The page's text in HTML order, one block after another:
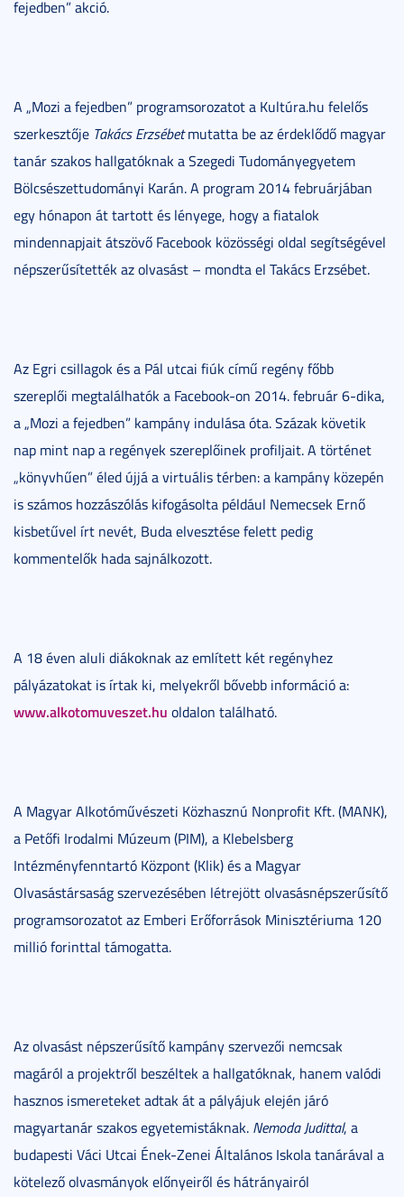
fejedben” akció.
A „Mozi a fejedben” programsorozatot a Kultúra.hu felelős
szerkesztője Takács Erzsébetmutatta be az érdeklődő magyar
tanár szakos hallgatóknak a Szegedi Tudományegyetem
Bölcsészettudományi Karán. A program 2014 februárjában
egy hónapon át tartott és lényege, hogy a fiatalok
mindennapjait átszövő Facebook közösségi oldal segítségével
népszerűsítették az olvasást – mondta el Takács Erzsébet.
Az Egri csillagok és a Pál utcai fiúk című regény főbb
szereplői megtalálhatók a Facebook-on 2014. február 6-dika,
a „Mozi a fejedben” kampány indulása óta. Százak követik
nap mint nap a regények szereplőinek profiljait. A történet
„könyvhűen” éled újjá a virtuális térben: a kampány közepén
is számos hozzászólás kifogásolta például Nemecsek Ernő
kisbetűvel írt nevét, Buda elvesztése felett pedig
kommentelők hada sajnálkozott.
A 18 éven aluli diákoknak az említett két regényhez
pályázatokat is írtak ki, melyekről bővebb információ a:
www.alkotomuveszet.hu oldalon található.
A Magyar Alkotóművészeti Közhasznú Nonprofit Kft. (MANK),
a Petőfi Irodalmi Múzeum (PIM), a Klebelsberg
Intézményfenntartó Központ (Klik) és a Magyar
Olvasástársaság szervezésében létrejött olvasásnépszerűsítő
programsorozatot az Emberi Erőforrások Minisztériuma 120
millió forinttal támogatta.
Az olvasást népszerűsítő kampány szervezői nemcsak
magáról a projektről beszéltek a hallgatóknak, hanem valódi
hasznos ismereteket adtak át a pályájuk elején járó
magyartanár szakos egyetemistáknak. Nemoda Judittal, a
budapesti Váci Utcai Ének-Zenei Általános Iskola tanárával a
kötelező olvasmányok előnyeiről és hátrányairól